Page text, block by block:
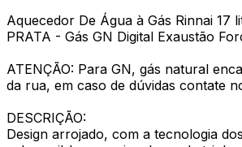
Aquecedor De Água à Gás Rinnai 17
PRATA - Gás GN Digital Exaustão
ATENÇÃO: Para GN, gás natural
da rua, em caso de dúvidas contate
DESCRIÇÃO:
Design arrojado, com a tecnologia